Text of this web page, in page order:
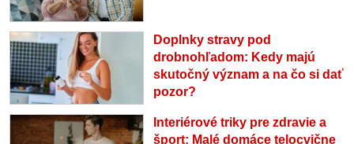
Doplnky stravy pod
drobnohľadom: Kedy majú
skutočný význam a na čo si dať
pozor?
Interiérové triky pre zdravie a
šport: Malé domáce telocvične